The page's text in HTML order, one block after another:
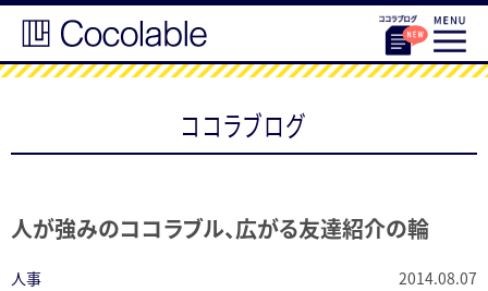
ココラブログ
人が強みのココラブル、広がる友達紹介の輪
人事 2014.08.07